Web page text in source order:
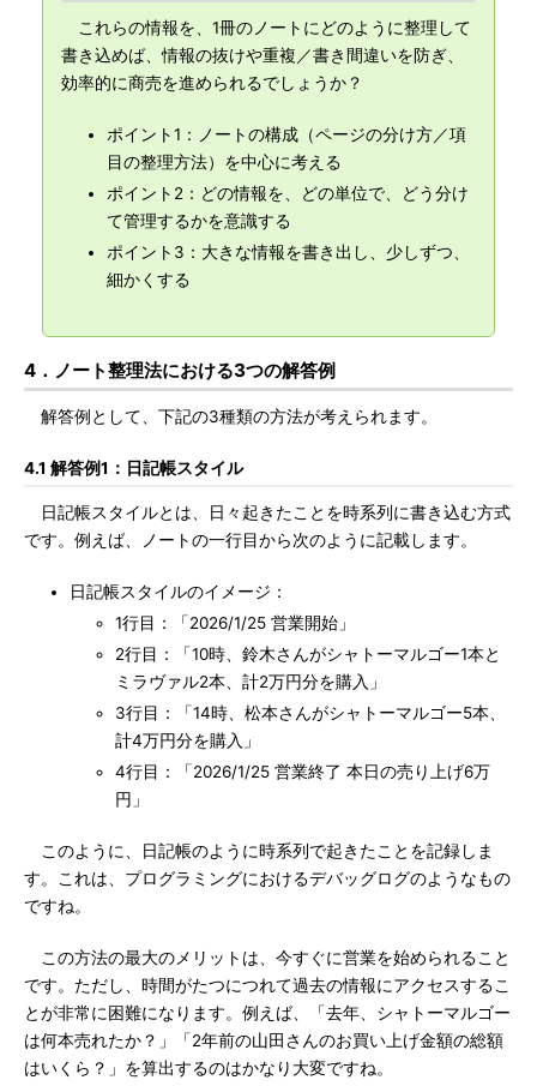
これらの情報を、1冊のノートにどのように整理して
書き込めば、情報の抜けや重複／書き間違いを防ぎ、
効率的に商売を進められるでしょうか？
ポイント1：ノートの構成（ページの分け方／項
目の整理方法）を中心に考える
ポイント2：どの情報を、どの単位で、どう分け
て管理するかを意識する
ポイント3：大きな情報を書き出し、少しずつ、
細かくする
4．ノート整理法における3つの解答例
解答例として、下記の3種類の方法が考えられます。
4.1 解答例1：日記帳スタイル
日記帳スタイルとは、日々起きたことを時系列に書き込む方式
です。例えば、ノートの一行目から次のように記載します。
日記帳スタイルのイメージ：
1行目：「2026/1/25 営業開始」
2行目：「10時、鈴木さんがシャトーマルゴー1本と
ミラヴァル2本、計2万円分を購入」
3行目：「14時、松本さんがシャトーマルゴー5本、
計4万円分を購入」
4行目：「2026/1/25 営業終了 本日の売り上げ6万
円」
このように、日記帳のように時系列で起きたことを記録しま
す。これは、プログラミングにおけるデバッグログのようなもの
ですね。
この方法の最大のメリットは、今すぐに営業を始められること
です。ただし、時間がたつにつれて過去の情報にアクセスするこ
とが非常に困難になります。例えば、「去年、シャトーマルゴー
は何本売れたか？」「2年前の山田さんのお買い上げ金額の総額
はいくら？」を算出するのはかなり大変ですね。